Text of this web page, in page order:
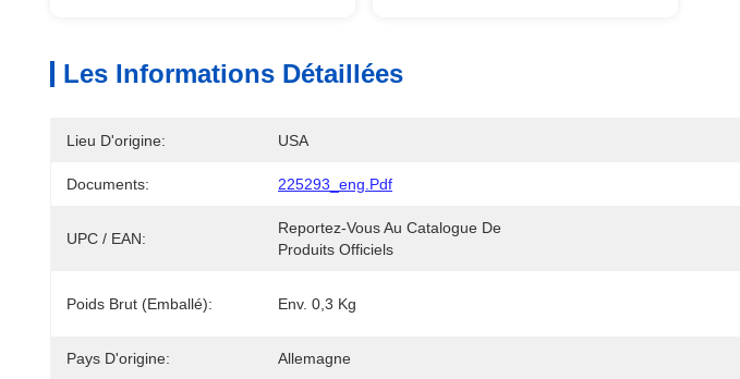
Les Informations Détaillées
Lieu D'origine: USA
Documents: 225293_eng.pdf
UPC / EAN:
Reportez-Vous Au Catalogue De
Produits Officiels
Poids Brut (emballé): Env. 0,3 Kg
Pays D'origine: Allemagne